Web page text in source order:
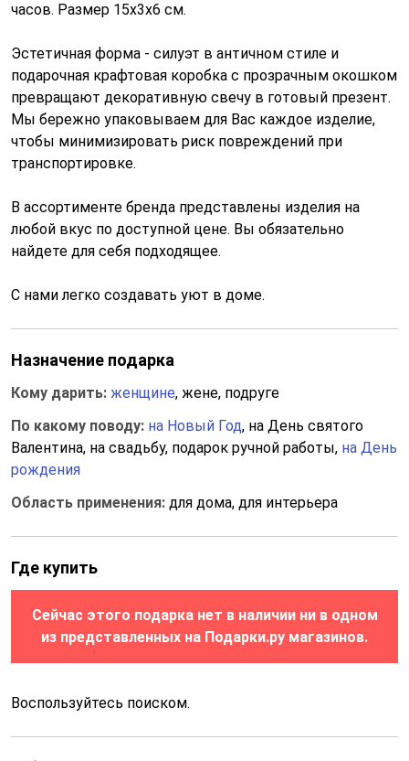
часов. Размер 15х3х6 см.
Эстетичная форма - силуэт в античном стиле и
подарочная крафтовая коробка с прозрачным окошком
превращают декоративную свечу в готовый презент.
Мы бережно упаковываем для Вас каждое изделие,
чтобы минимизировать риск повреждений при
транспортировке.
В ассортименте бренда представлены изделия на
любой вкус по доступной цене. Вы обязательно
найдете для себя подходящее.
С нами легко создавать уют в доме.
Назначение подарка
Кому дарить: женщине, жене, подруге
По какому поводу: на Новый Год, на День святого
Валентина, на свадьбу, подарок ручной работы, на День
рождения
Область применения: для дома, для интерьера
Где купить
Сейчас этого подарка нет в наличии ни в одном
из представленных на Подарки.ру магазинов.
Воспользуйтесь поиском.